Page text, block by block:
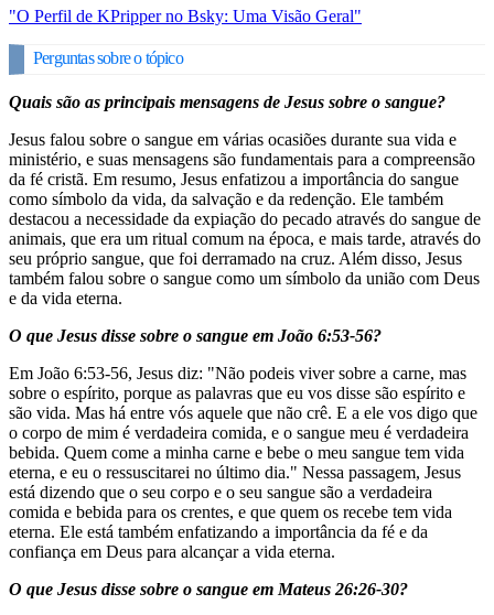
"O Perfil de KPripper no Bsky: Uma Visão Geral"
Perguntas sobre o tópico
Quais são as principais mensagens de Jesus sobre o sangue?
Jesus falou sobre o sangue em várias ocasiões durante sua vida e
ministério, e suas mensagens são fundamentais para a compreensão
da fé cristã. Em resumo, Jesus enfatizou a importância do sangue
como símbolo da vida, da salvação e da redenção. Ele também
destacou a necessidade da expiação do pecado através do sangue de
animais, que era um ritual comum na época, e mais tarde, através do
seu próprio sangue, que foi derramado na cruz. Além disso, Jesus
também falou sobre o sangue como um símbolo da união com Deus
e da vida eterna.
O que Jesus disse sobre o sangue em João 6:53-56?
Em João 6:53-56, Jesus diz: "Não podeis viver sobre a carne, mas
sobre o espírito, porque as palavras que eu vos disse são espírito e
são vida. Mas há entre vós aquele que não crê. E a ele vos digo que
o corpo de mim é verdadeira comida, e o sangue meu é verdadeira
bebida. Quem come a minha carne e bebe o meu sangue tem vida
eterna, e eu o ressuscitarei no último dia." Nessa passagem, Jesus
está dizendo que o seu corpo e o seu sangue são a verdadeira
comida e bebida para os crentes, e que quem os recebe tem vida
eterna. Ele está também enfatizando a importância da fé e da
confiança em Deus para alcançar a vida eterna.
O que Jesus disse sobre o sangue em Mateus 26:26-30?